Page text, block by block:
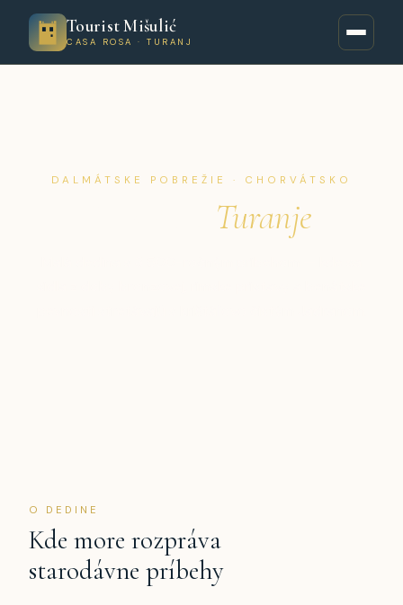
Tourist Mišulić
CASA ROSA · TURANJ
DALMÁTSKE POBREŽIE · CHORVÁTSKO
Turanje
O DEDINE
Kde more rozpráva
starodávne príbehy